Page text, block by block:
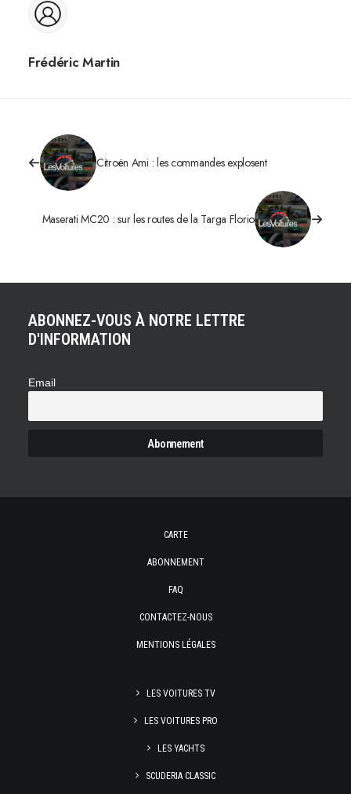
Frédéric Martin
Citroën Ami : les commandes explosent
Maserati MC20 : sur les routes de la Targa Florio
ABONNEZ-VOUS À NOTRE LETTRE
D'INFORMATION
Email
CARTE
ABONNEMENT
FAQ
CONTACTEZ-NOUS
MENTIONS LÉGALES
LES VOITURES TV
LES VOITURES PRO
LES YACHTS
SCUDERIA CLASSIC